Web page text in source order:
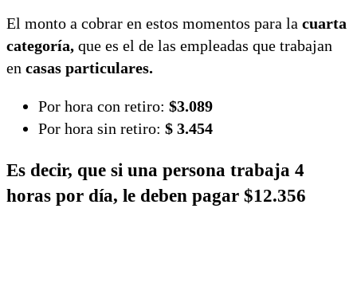
El monto a cobrar en estos momentos para la cuarta
categoría, que es el de las empleadas que trabajan
en casas particulares.
Por hora con retiro: $3.089
Por hora sin retiro: $ 3.454
Es decir, que si una persona trabaja 4
horas por día, le deben pagar $12.356